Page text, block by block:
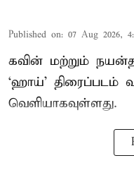
Published on: 07 Aug 2026,
கவின் மற்றும்
‘ஹாய்’
வெளியாகவுள்ளது.